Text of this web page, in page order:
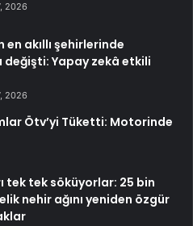
2026
en akıllı şehirlerinde
değişti: Yapay zekâ etkili
2026
Ötv’yi Tüketti: Motorinde
tek tek söküyorlar: 25 bin
nehir ağını yeniden özgür